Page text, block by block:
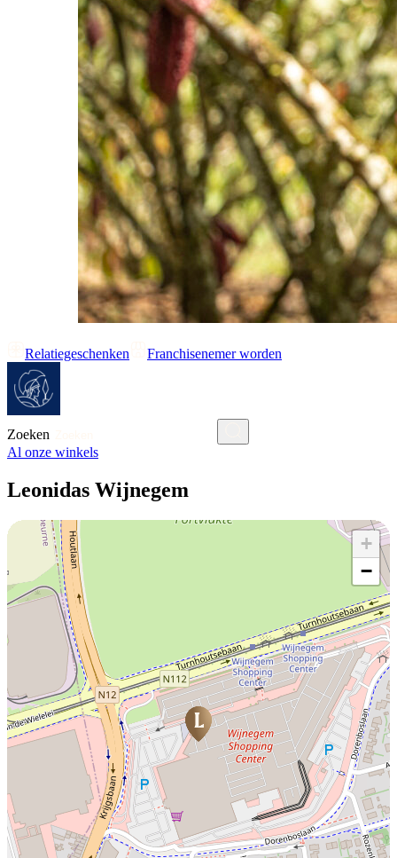
Relatiegeschenken Franchisenemer worden
Zoeken
Al onze winkels
Leonidas Wijnegem
+
−